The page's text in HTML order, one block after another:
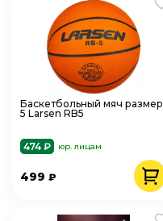
Баскетбольный мяч размер
5 Larsen RB5
474 ₽ юр. лицам
499 ₽